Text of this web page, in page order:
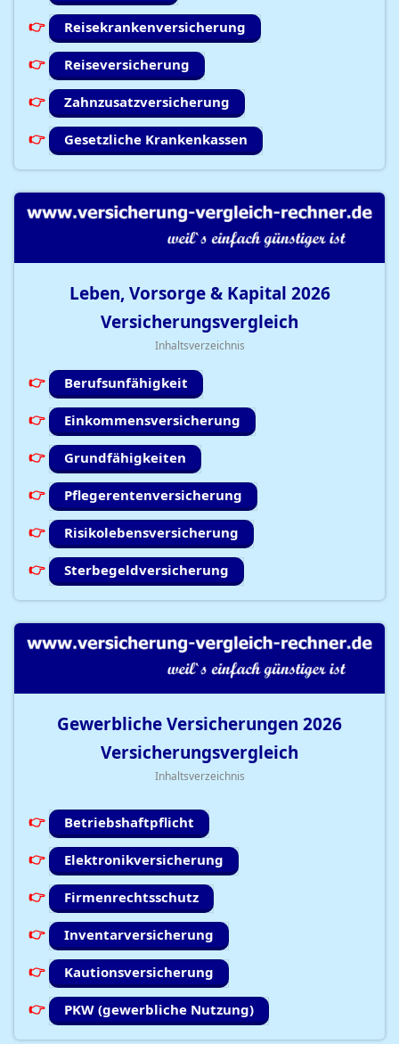
Reisekrankenversicherung
Reiseversicherung
Zahnzusatzversicherung
Gesetzliche Krankenkassen
Leben, Vorsorge & Kapital 2026
Versicherungsvergleich
Inhaltsverzeichnis
Berufsunfähigkeit
Einkommensversicherung
Grundfähigkeiten
Pflegerentenversicherung
Risikolebensversicherung
Sterbegeldversicherung
Gewerbliche Versicherungen 2026
Versicherungsvergleich
Inhaltsverzeichnis
Betriebshaftpflicht
Elektronikversicherung
Firmenrechtsschutz
Inventarversicherung
Kautionsversicherung
PKW (gewerbliche Nutzung)